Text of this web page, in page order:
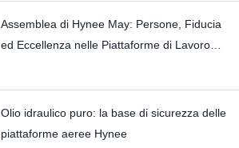
Assemblea di Hynee May: Persone, Fiducia
ed Eccellenza nelle Piattaforme di Lavoro
Olio idraulico puro: la base di sicurezza delle
piattaforme aeree Hynee